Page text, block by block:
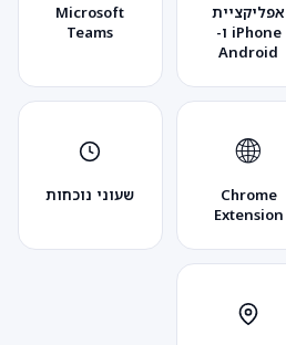
אפליקציית
iPhone ו-
Android
Microsoft
Teams
🌐
Chrome
Extension
שעוני נוכחות